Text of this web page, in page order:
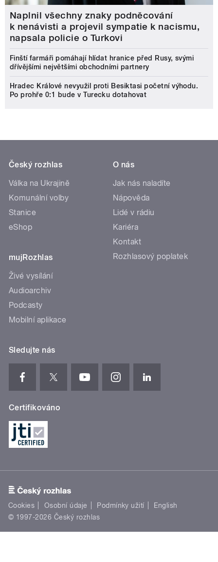
Naplnil všechny znaky podněcování
k nenávisti a projevil sympatie k nacismu,
napsala policie o Turkovi
Finští farmáři pomáhají hlídat hranice před Rusy, svými
dřívějšími největšími obchodními partnery
Hradec Králové nevyužil proti Besiktasi početní výhodu.
Po prohře 0:1 bude v Turecku dotahovat
Český rozhlas
Válka na Ukrajině
Komunální volby
Stanice
eShop
mujRozhlas
Živé vysílání
Audioarchiv
Podcasty
Mobilní aplikace
O nás
Jak nás naladíte
Nápověda
Lidé v rádiu
Kariéra
Kontakt
Rozhlasový poplatek
Sledujte nás
Certifikováno
Cookies Osobní údaje Podmínky užití
English
© 1997-2026 Český rozhlas